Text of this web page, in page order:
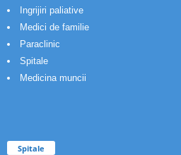
Ingrijiri paliative
Medici de familie
Paraclinic
Spitale
Medicina muncii
Spitale